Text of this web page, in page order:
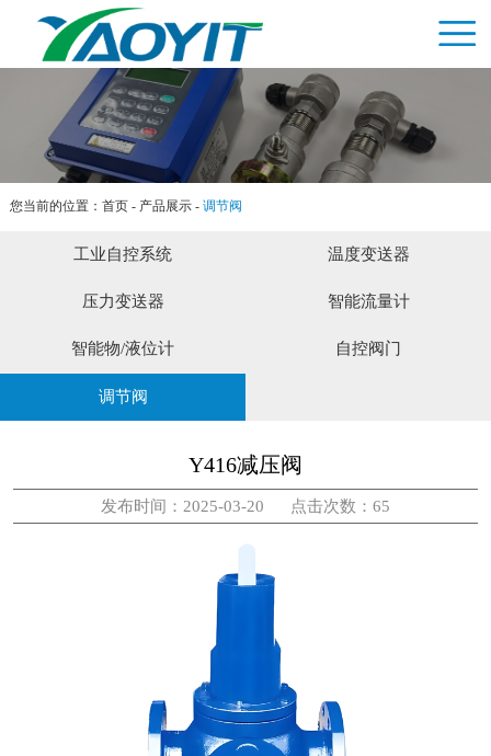
网站首页
关于我们
产品中心
案例展示
新闻资讯
联系我们
您当前的位置： 首页 - 产品展示- 调节阀
工业自控系统 温度变送器
压力变送器 智能流量计
智能物/液位计 自控阀门
调节阀
Y416减压阀
发布时间：2025-03-20 点击次数：65